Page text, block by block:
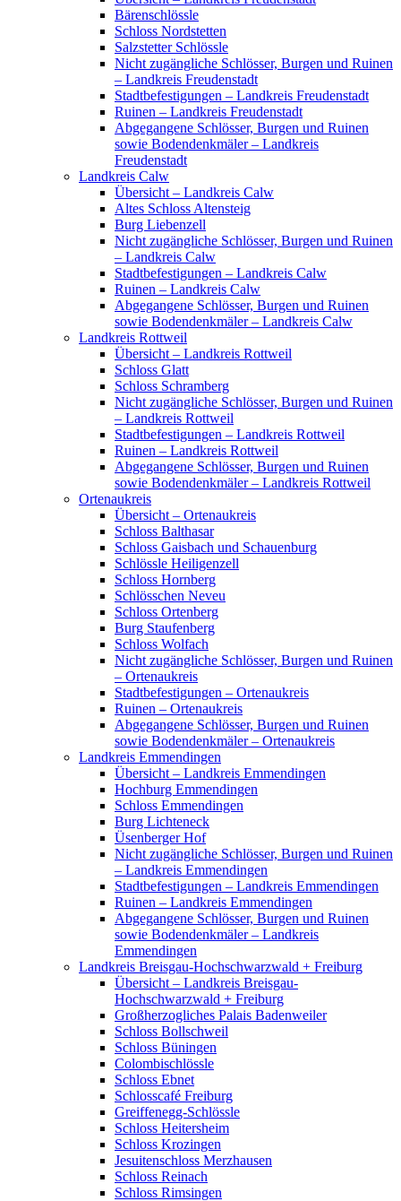
Bärenschlössle
Schloss Nordstetten
Salzstetter Schlössle
Nicht zugängliche Schlösser, Burgen und Ruinen
– Landkreis Freudenstadt
Stadtbefestigungen – Landkreis Freudenstadt
Ruinen – Landkreis Freudenstadt
Abgegangene Schlösser, Burgen und Ruinen
sowie Bodendenkmäler – Landkreis
Freudenstadt
Landkreis Calw
Übersicht – Landkreis Calw
Altes Schloss Altensteig
Burg Liebenzell
Nicht zugängliche Schlösser, Burgen und Ruinen
– Landkreis Calw
Stadtbefestigungen – Landkreis Calw
Ruinen – Landkreis Calw
Abgegangene Schlösser, Burgen und Ruinen
sowie Bodendenkmäler – Landkreis Calw
Landkreis Rottweil
Übersicht – Landkreis Rottweil
Schloss Glatt
Schloss Schramberg
Nicht zugängliche Schlösser, Burgen und Ruinen
– Landkreis Rottweil
Stadtbefestigungen – Landkreis Rottweil
Ruinen – Landkreis Rottweil
Abgegangene Schlösser, Burgen und Ruinen
sowie Bodendenkmäler – Landkreis Rottweil
Ortenaukreis
Übersicht – Ortenaukreis
Schloss Balthasar
Schloss Gaisbach und Schauenburg
Schlössle Heiligenzell
Schloss Hornberg
Schlösschen Neveu
Schloss Ortenberg
Burg Staufenberg
Schloss Wolfach
Nicht zugängliche Schlösser, Burgen und Ruinen
– Ortenaukreis
Stadtbefestigungen – Ortenaukreis
Ruinen – Ortenaukreis
Abgegangene Schlösser, Burgen und Ruinen
sowie Bodendenkmäler – Ortenaukreis
Landkreis Emmendingen
Übersicht – Landkreis Emmendingen
Hochburg Emmendingen
Schloss Emmendingen
Burg Lichteneck
Üsenberger Hof
Nicht zugängliche Schlösser, Burgen und Ruinen
– Landkreis Emmendingen
Stadtbefestigungen – Landkreis Emmendingen
Ruinen – Landkreis Emmendingen
Abgegangene Schlösser, Burgen und Ruinen
sowie Bodendenkmäler – Landkreis
Emmendingen
Landkreis Breisgau-Hochschwarzwald + Freiburg
Übersicht – Landkreis Breisgau-
Hochschwarzwald + Freiburg
Großherzogliches Palais Badenweiler
Schloss Bollschweil
Schloss Büningen
Colombischlössle
Schloss Ebnet
Schlosscafé Freiburg
Greiffenegg-Schlössle
Schloss Heitersheim
Schloss Krozingen
Jesuitenschloss Merzhausen
Schloss Reinach
Schloss Rimsingen